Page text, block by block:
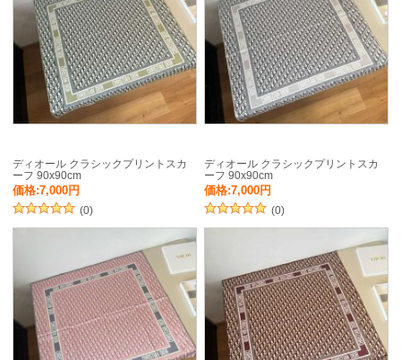
ディオール クラシックプリントスカ
ーフ 90x90cm
価格:7,000円
(0)
ディオール クラシックプリントスカ
ーフ 90x90cm
価格:7,000円
(0)